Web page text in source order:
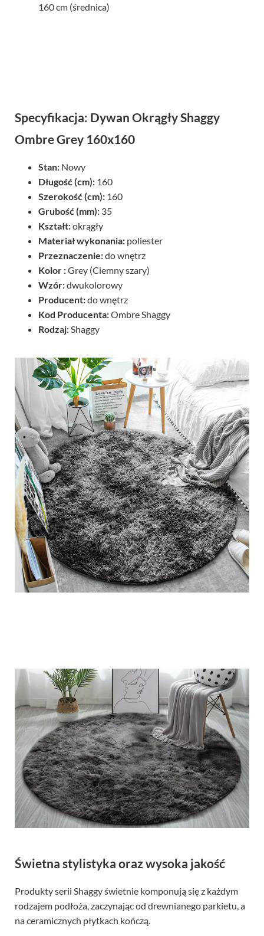
160 cm (średnica)
Specyfikacja: Dywan Okrągły Shaggy
Ombre Grey 160x160
Stan: Nowy
Długość (cm): 160
Szerokość (cm): 160
Grubość (mm): 35
Kształt:okrągły
Materiał wykonania: poliester
Przeznaczenie:do wnętrz
Kolor :Grey (Ciemny szary)
Wzór:dwukolorowy
Producent:do wnętrz
Kod Producenta:Ombre Shaggy
Rodzaj:Shaggy
Świetna stylistyka oraz wysoka jakość
Produkty serii Shaggy świetnie komponują się z każdym
rodzajem podłoża, zaczynając od drewnianego parkietu, a
na ceramicznych płytkach kończą.